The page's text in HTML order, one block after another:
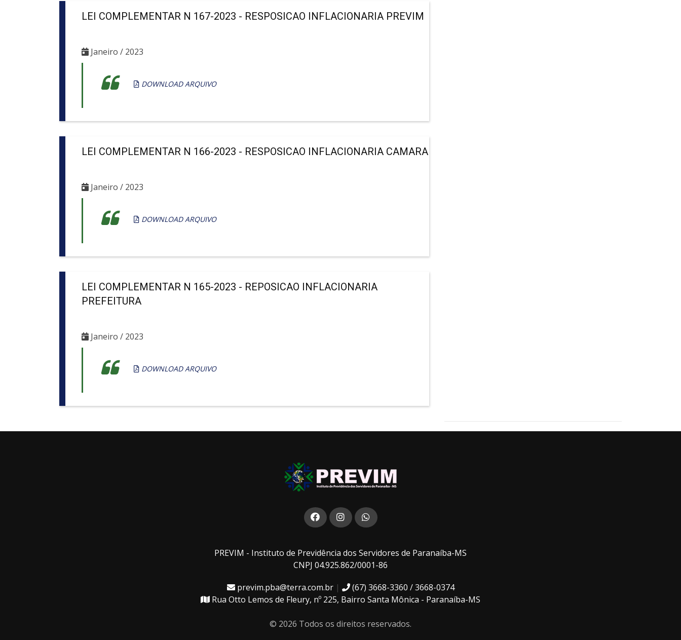
LEI COMPLEMENTAR N 167-2023 - RESPOSICAO INFLACIONARIA PREVIM
Janeiro / 2023
DOWNLOAD ARQUIVO
LEI COMPLEMENTAR N 166-2023 - RESPOSICAO INFLACIONARIA CAMARA
Janeiro / 2023
DOWNLOAD ARQUIVO
LEI COMPLEMENTAR N 165-2023 - REPOSICAO INFLACIONARIA
PREFEITURA
Janeiro / 2023
DOWNLOAD ARQUIVO
PREVIM - Instituto de Previdência dos Servidores de Paranaíba-MS
CNPJ 04.925.862/0001-86
previm.pba@terra.com.br|
(67) 3668-3360 / 3668-0374
Rua Otto Lemos de Fleury, nº 225, Bairro Santa Mônica - Paranaíba-MS
© 2026 Todos os direitos reservados.